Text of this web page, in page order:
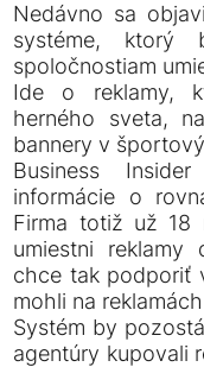
Nedávno sa
systéme, ktorý
spoločnostiam
Ide o reklamy,
herného sveta,
bannery v
Business
informácie o
Firma totiž už 18
umiestni reklamy
chce tak podporiť
mohli na
Systém by
agentúry kupovali